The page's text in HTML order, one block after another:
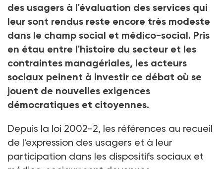
des usagers à l'évaluation des services qui
leur sont rendus reste encore très modeste
dans le champ social et médico-social. Pris
en étau entre l'histoire du secteur et les
contraintes managériales, les acteurs
sociaux peinent à investir ce débat où se
jouent de nouvelles exigences
démocratiques et citoyennes.
Depuis la loi 2002-2, les références au recueil
de l'expression des usagers et à leur
participation dans les dispositifs sociaux et